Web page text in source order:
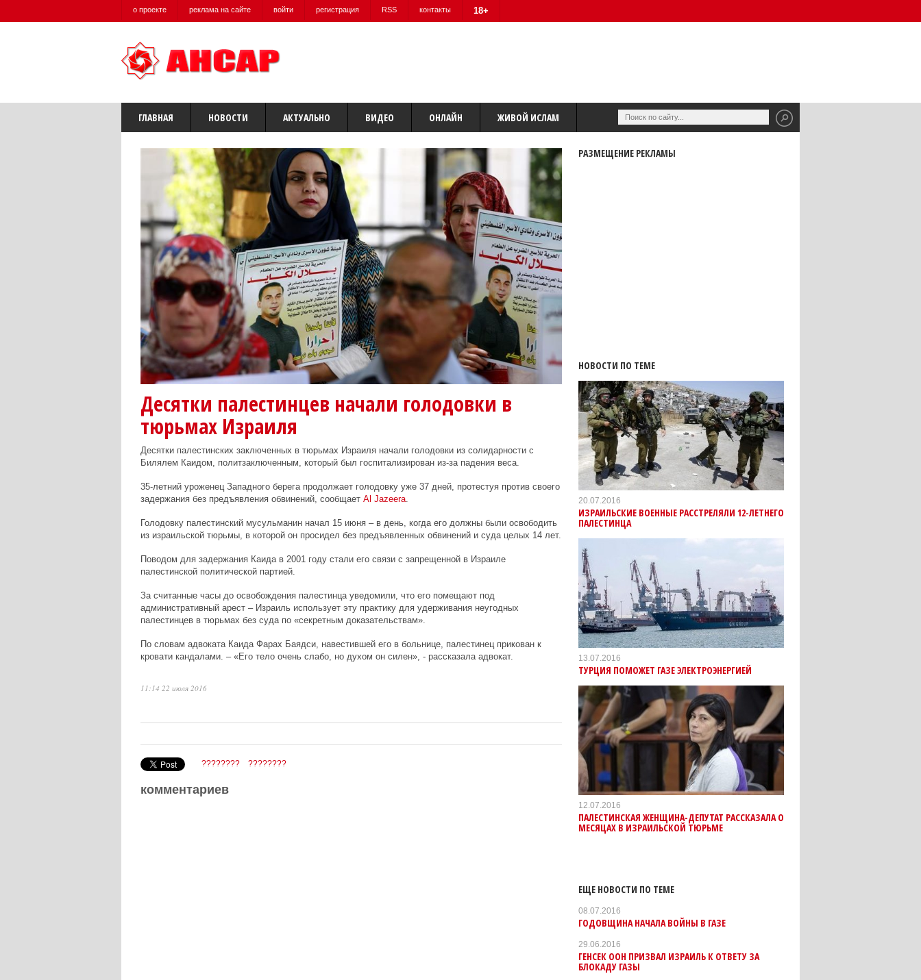
о проекте реклама на сайте войти регистрация RSS контакты 18+
ГЛАВНАЯ НОВОСТИ АКТУАЛЬНО ВИДЕО ОНЛАЙН ЖИВОЙ ИСЛАМ
Десятки палестинцев начали голодовки в
тюрьмах Израиля
Десятки палестинских заключенных в тюрьмах Израиля начали голодовки из солидарности с
Билялем Каидом, политзаключенным, который был госпитализирован из-за падения веса.
35-летний уроженец Западного берега продолжает голодовку уже 37 дней, протестуя против своего
задержания без предъявления обвинений, сообщает Al Jazeera.
Голодовку палестинский мусульманин начал 15 июня – в день, когда его должны были освободить
из израильской тюрьмы, в которой он просидел без предъявленных обвинений и суда целых 14 лет.
Поводом для задержания Каида в 2001 году стали его связи с запрещенной в Израиле
палестинской политической партией.
За считанные часы до освобождения палестинца уведомили, что его помещают под
административный арест – Израиль использует эту практику для удерживания неугодных
палестинцев в тюрьмах без суда по «секретным доказательствам».
По словам адвоката Каида Фарах Баядси, навестившей его в больнице, палестинец прикован к
кровати кандалами. – «Его тело очень слабо, но духом он силен», - рассказала адвокат.
11:14 22 июля 2016
???????? ????????
комментариев
РАЗМЕЩЕНИЕ РЕКЛАМЫ
НОВОСТИ ПО ТЕМЕ
20.07.2016
ИЗРАИЛЬСКИЕ ВОЕННЫЕ РАССТРЕЛЯЛИ 12-ЛЕТНЕГО
ПАЛЕСТИНЦА
13.07.2016
ТУРЦИЯ ПОМОЖЕТ ГАЗЕ ЭЛЕКТРОЭНЕРГИЕЙ
12.07.2016
ПАЛЕСТИНСКАЯ ЖЕНЩИНА-ДЕПУТАТ РАССКАЗАЛА О
МЕСЯЦАХ В ИЗРАИЛЬСКОЙ ТЮРЬМЕ
ЕЩЕ НОВОСТИ ПО ТЕМЕ
08.07.2016
ГОДОВЩИНА НАЧАЛА ВОЙНЫ В ГАЗЕ
29.06.2016
ГЕНСЕК ООН ПРИЗВАЛ ИЗРАИЛЬ К ОТВЕТУ ЗА
БЛОКАДУ ГАЗЫ